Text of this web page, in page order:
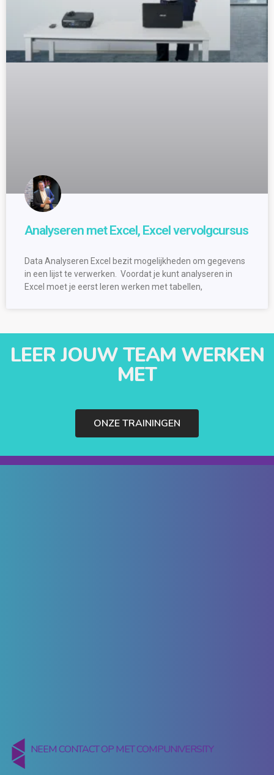
Analyseren met Excel, Excel vervolgcursus
Data Analyseren Excel bezit mogelijkheden om gegevens
in een lijst te verwerken. Voordat je kunt analyseren in
Excel moet je eerst leren werken met tabellen,
LEER JOUW TEAM WERKEN
MET
ONZE TRAININGEN
NEEM CONTACT OP MET COMPUNIVERSITY